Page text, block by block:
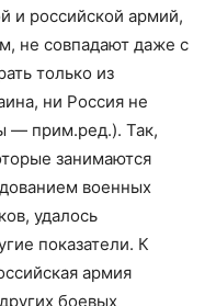
и российской армий,
не совпадают даже с
только из
ни Россия не
— прим.ред.). Так,
занимаются
военных
удалось
показатели. К
армия
боевых